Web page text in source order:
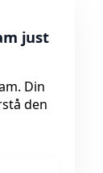
just
Din
den